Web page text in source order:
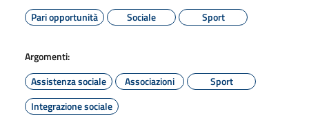
Pari opportunità
Sociale Sport
Argomenti:
Assistenza sociale
Associazioni
Sport
Integrazione sociale